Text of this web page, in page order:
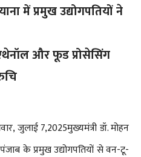
में प्रमुख उद्योगपतियों ने
और फूड प्रोसेसिंग
जुलाई 7,2025मुख्यमंत्री डॉ. मोहन
के प्रमुख उद्योगपतियों से वन-टू-